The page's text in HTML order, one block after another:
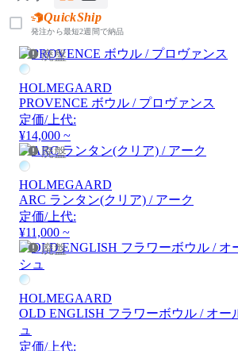
QuickShip
発注から最短2週間で納品
廃盤
HOLMEGAARD
PROVENCE ボウル / プロヴァンス
定価/上代:
¥14,000 ~
廃盤
HOLMEGAARD
ARC ランタン(クリア) / アーク
定価/上代:
¥11,000 ~
廃盤
HOLMEGAARD
OLD ENGLISH フラワーボウル / オー
ュ
定価/上代: